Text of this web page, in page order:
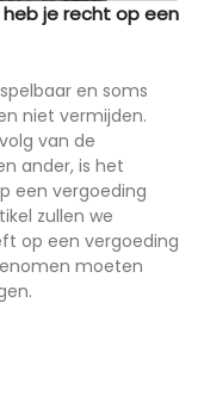
je recht op een
en soms
niet vermijden.
van de
ander, is het
een vergoeding
zullen we
op een vergoeding
moeten